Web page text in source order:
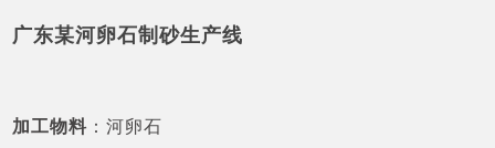
广东某河卵石制砂生产线
加工物料 ：河卵石